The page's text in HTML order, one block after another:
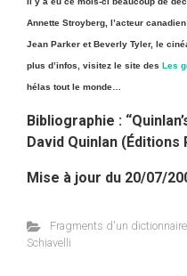
Annette Stroyberg, l’acteur
Jean Parker et Beverly Tyler, le
plus d’infos, visitez le site des Les
hélas tout le monde…
Bibliographie :
David Quinlan (Éditions
Mise à jour du 20/07/
Fragments d'un
Schiavelli